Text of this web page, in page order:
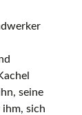
seine
sich